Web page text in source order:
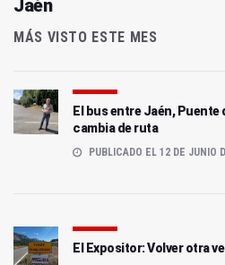
Jaén
MÁS VISTO ESTE MES
El bus entre Jaén,
cambia de ruta
PUBLICADO EL 12 DE JUNIO
El Expositor: Volver otra